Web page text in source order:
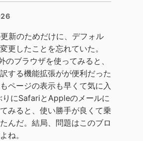
新のためだけに、デフォル
更したことを忘れていた。
のブラウザを使ってみると、
する機能拡張がが便利だった
ページの表示も早くて気に入
りにSafariとAppleのメールに
みると、使い勝手が良くて乗
んだ。結局、問題はこのブロ
ね。